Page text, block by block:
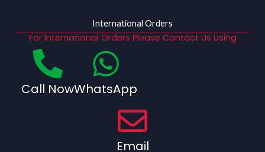
International Orders
For International Orders Please Contact Us Using
Call NowWhatsApp
Email